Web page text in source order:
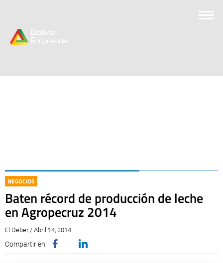
NEGOCIOS
Baten récord de producción de leche
en Agropecruz 2014
El Deber / Abril 14, 2014
Compartir en: